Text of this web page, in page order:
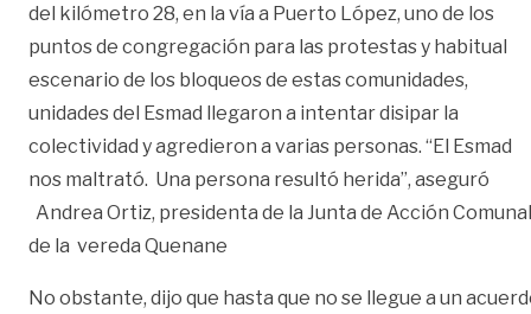
del kilómetro 28, en la vía a Puerto López, uno de los
puntos de congregación para las protestas y habitual
escenario de los bloqueos de estas comunidades,
unidades del Esmad llegaron a intentar disipar la
colectividad y agredieron a varias personas. “El Esmad
nos maltrató. Una persona resultó herida”, aseguró
Andrea Ortiz, presidenta de la Junta de Acción Comunal
de la vereda Quenane
No obstante, dijo que hasta que no se llegue a un